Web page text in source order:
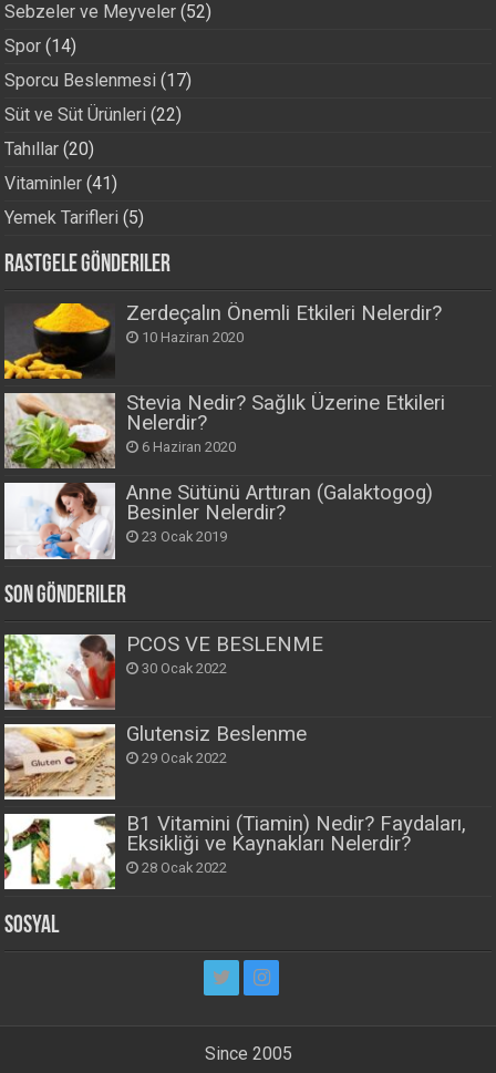
Sebzeler ve Meyveler (52)
Spor (14)
Sporcu Beslenmesi (17)
Süt ve Süt Ürünleri (22)
Tahıllar (20)
Vitaminler (41)
Yemek Tarifleri (5)
Rastgele Gönderiler
Zerdeçalın Önemli Etkileri Nelerdir?
10 Haziran 2020
Stevia Nedir? Sağlık Üzerine Etkileri
Nelerdir?
6 Haziran 2020
Anne Sütünü Arttıran (Galaktogog)
Besinler Nelerdir?
23 Ocak 2019
Son Gönderiler
PCOS VE BESLENME
30 Ocak 2022
Glutensiz Beslenme
29 Ocak 2022
B1 Vitamini (Tiamin) Nedir? Faydaları,
Eksikliği ve Kaynakları Nelerdir?
28 Ocak 2022
Sosyal
Since 2005